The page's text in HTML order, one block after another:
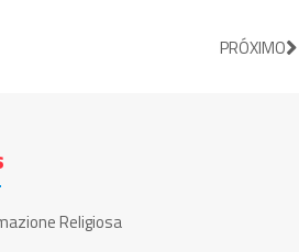
PRÓXIMO
Religiosa